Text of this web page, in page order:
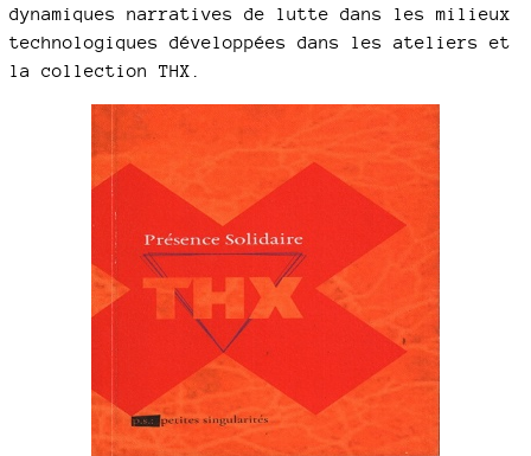
dynamiques narratives de lutte dans les milieux
technologiques développées dans les ateliers et
la collection THX.